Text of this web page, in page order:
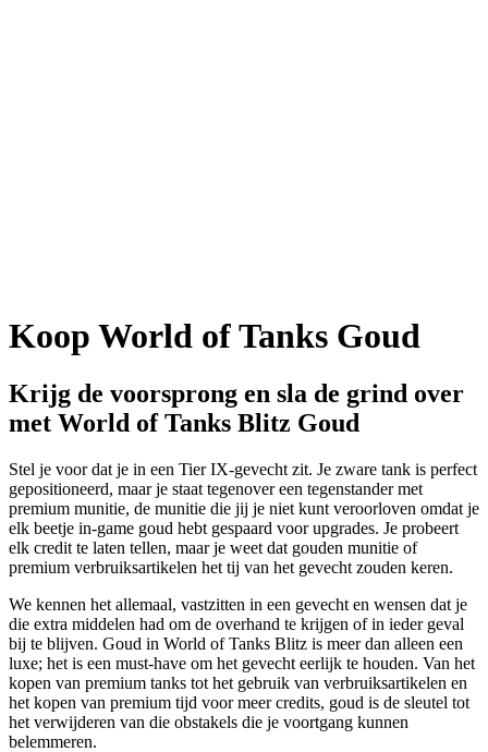
Koop World of Tanks Goud
Krijg de voorsprong en sla de grind over
met World of Tanks Blitz Goud
Stel je voor dat je in een Tier IX-gevecht zit. Je zware tank is perfect
gepositioneerd, maar je staat tegenover een tegenstander met
premium munitie, de munitie die jij je niet kunt veroorloven omdat je
elk beetje in-game goud hebt gespaard voor upgrades. Je probeert
elk credit te laten tellen, maar je weet dat gouden munitie of
premium verbruiksartikelen het tij van het gevecht zouden keren.
We kennen het allemaal, vastzitten in een gevecht en wensen dat je
die extra middelen had om de overhand te krijgen of in ieder geval
bij te blijven. Goud in World of Tanks Blitz is meer dan alleen een
luxe; het is een must-have om het gevecht eerlijk te houden. Van het
kopen van premium tanks tot het gebruik van verbruiksartikelen en
het kopen van premium tijd voor meer credits, goud is de sleutel tot
het verwijderen van die obstakels die je voortgang kunnen
belemmeren.